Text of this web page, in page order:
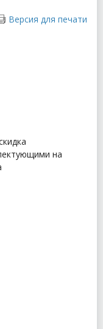
Версия для печати
на